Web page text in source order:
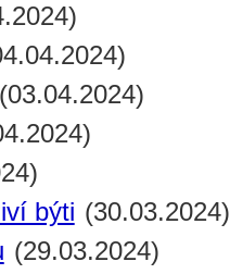
(03.04.2024)
býti (30.03.2024)
(29.03.2024)